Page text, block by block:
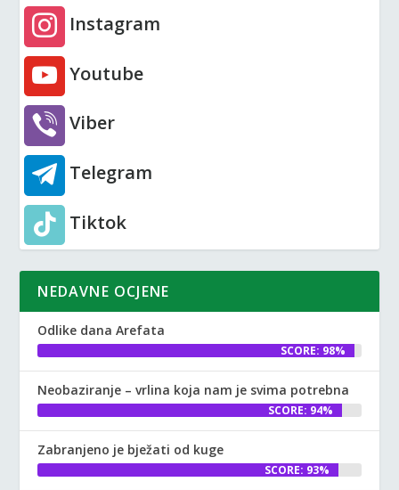
Instagram
Youtube
Viber
Telegram
Tiktok
NEDAVNE OCJENE
Odlike dana Arefata
SCORE: 98%
Neobaziranje – vrlina koja nam je svima potrebna
SCORE: 94%
Zabranjeno je bježati od kuge
SCORE: 93%